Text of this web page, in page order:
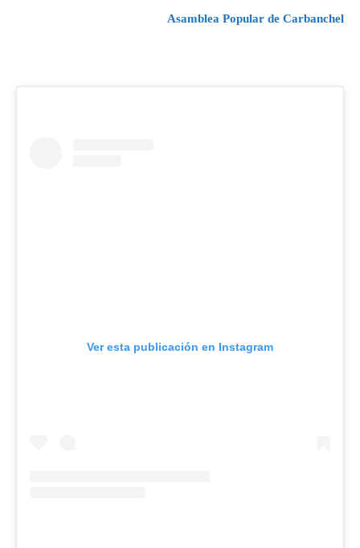
Asamblea Popular de Carbanchel
Ver esta publicación en Instagram